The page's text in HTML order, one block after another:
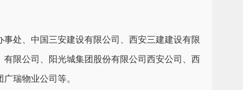
处、中国三安建设有限公司、西安三建建设有限
限公司、阳光城集团股份有限公司西安公司、西
瑞物业公司等。